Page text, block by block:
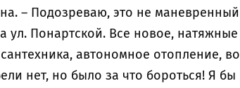
– Подозреваю, это не маневренный
ул. Понартской. Все новое, натяжные
автономное отопление, во
нет, но было за что бороться! Я бы